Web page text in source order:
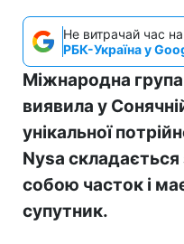
Не витрачай час
РБК-Україна у
Міжнародна
виявила у
унікальної
Nysa
собою часток і
супутник.